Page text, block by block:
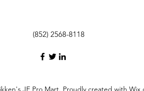
(852) 2568-8118
JF Pro Mart. Proudly created with